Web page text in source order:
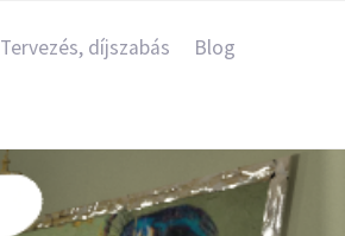
Tervezés, díjszabás Blog